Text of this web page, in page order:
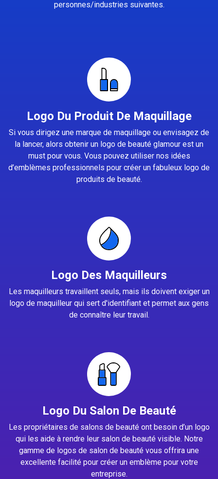
personnes/industries suivantes.
Logo Du Produit De Maquillage
Si vous dirigez une marque de maquillage ou envisagez de
la lancer, alors obtenir un logo de beauté glamour est un
must pour vous. Vous pouvez utiliser nos idées
d’emblèmes professionnels pour créer un fabuleux logo de
produits de beauté.
Logo Des Maquilleurs
Les maquilleurs travaillent seuls, mais ils doivent exiger un
logo de maquilleur qui sert d'identifiant et permet aux gens
de connaître leur travail.
Logo Du Salon De Beauté
Les propriétaires de salons de beauté ont besoin d’un logo
qui les aide à rendre leur salon de beauté visible. Notre
gamme de logos de salon de beauté vous offrira une
excellente facilité pour créer un emblème pour votre
entreprise.